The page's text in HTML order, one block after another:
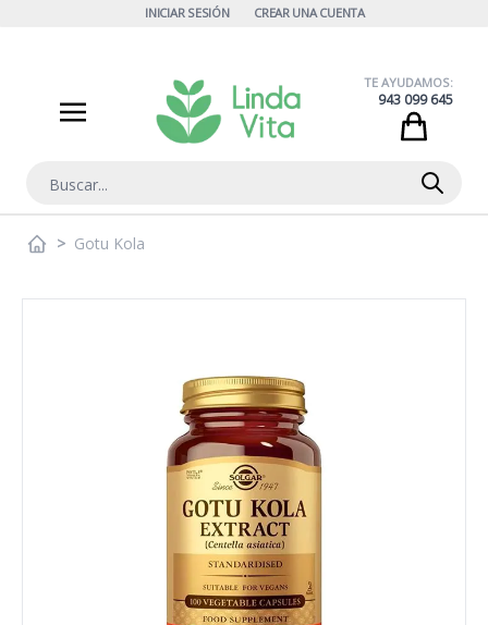
INICIAR SESIÓN CREAR UNA CUENTA
Buscar
TE AYUDAMOS:
943 099 645
> Gotu Kola